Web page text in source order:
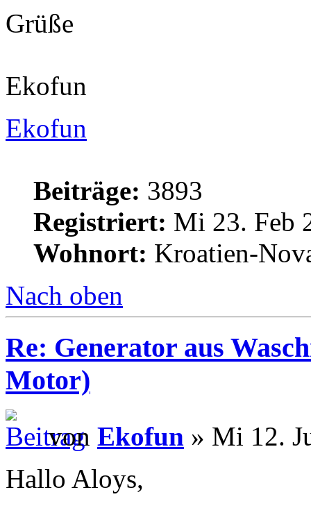
Grüße
Ekofun
Ekofun
Beiträge: 3893
Registriert: Mi 23. Feb
Wohnort: Kroatien-
Nach oben
Re: Generator aus
Motor)
von Ekofun » Mi 12.
Hallo Aloys,